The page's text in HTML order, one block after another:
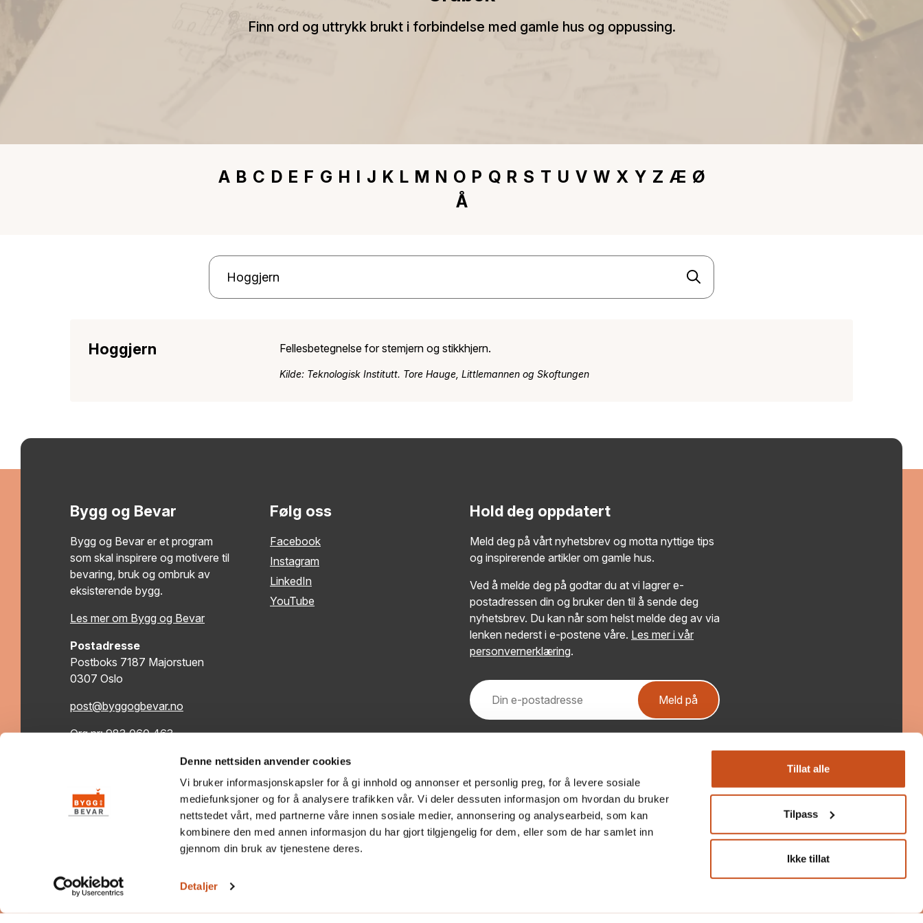
Denne nettsiden anvender cookies
Vi bruker informasjonskapsler for å gi innhold og annonser et personlig preg, for å levere sosiale
mediefunksjoner og for å analysere trafikken vår. Vi deler dessuten informasjon om hvordan du bruker
nettstedet vårt, med partnerne våre innen sosiale medier, annonsering og analysearbeid, som kan
kombinere den med annen informasjon du har gjort tilgjengelig for dem, eller som de har samlet inn
gjennom din bruk av tjenestene deres.
Detaljer
Tillat alle
Tilpass
Ikke tillat
Finn ord og uttrykk brukt i forbindelse med gamle hus og oppussing.
A B C D E F G H I J K L M N O P Q R S T U V W X Y Z Æ Ø
Å
Hoggjern Fellesbetegnelse for stemjern og stikkhjern.
Kilde: Teknologisk Institutt. Tore Hauge, Littlemannen og Skoftungen
Bygg og Bevar
Bygg og Bevar er et program
som skal inspirere og motivere til
bevaring, bruk og ombruk av
eksisterende bygg.
Les mer om Bygg og Bevar
Postadresse
Postboks 7187 Majorstuen
0307 Oslo
post@byggogbevar.no
Org.nr: 983 060 463
Følg oss
Facebook
Instagram
LinkedIn
YouTube
Hold deg oppdatert
Meld deg på vårt nyhetsbrev og motta nyttige tips
og inspirerende artikler om gamle hus.
Ved å melde deg på godtar du at vi lagrer e-
postadressen din og bruker den til å sende deg
nyhetsbrev. Du kan når som helst melde deg av via
lenken nederst i e-postene våre. Les mer i vår
personvernerklæring.
Meld på
Personvernerklæring